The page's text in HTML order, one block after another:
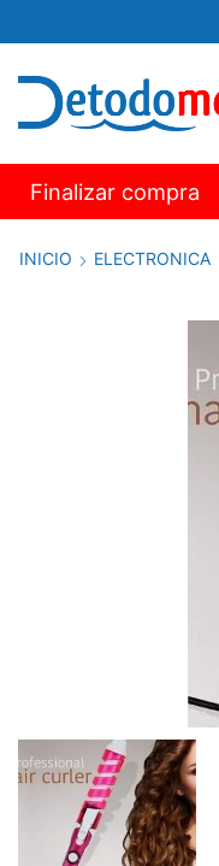
Finalizar compra
INICIO ELECTRONICA